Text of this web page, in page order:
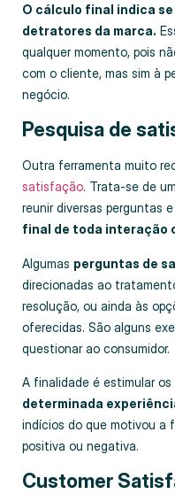
O cálculo final indica
detratores da marca.
qualquer momento, pois
com o cliente, mas sim à
negócio.
Pesquisa de
Outra ferramenta muito
satisfação. Trata-se de
reunir diversas perguntas
final de toda interação
Algumas perguntas de
direcionadas ao
resolução, ou ainda às
oferecidas. São alguns
questionar ao consumidor.
A finalidade é estimular
determinada
indícios do que motivou a
positiva ou negativa.
Customer